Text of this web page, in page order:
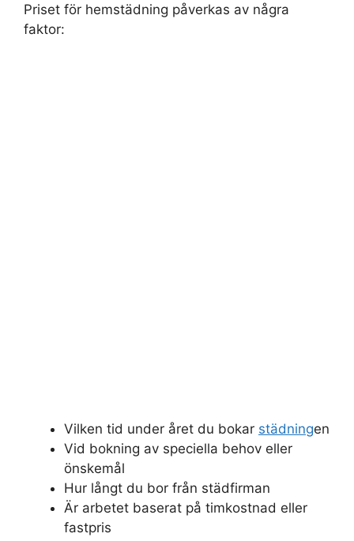
Priset för hemstädning påverkas av några
faktor:
Vilken tid under året du bokar städningen
Vid bokning av speciella behov eller
önskemål
Hur långt du bor från städfirman
Är arbetet baserat på timkostnad eller
fastpris